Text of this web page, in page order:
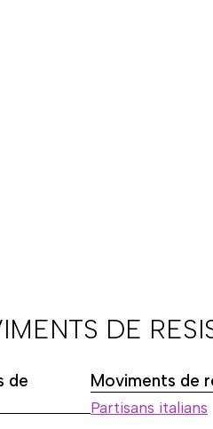
DE
de
Moviments de
Partisans italians